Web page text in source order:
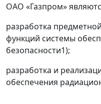
ОАО «Газпром»
разработка
функций системы
безопасности1);
разработка и
обеспечения